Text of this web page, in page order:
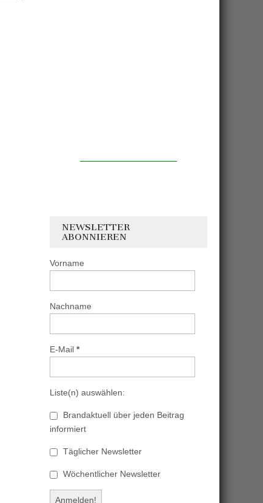
NEWSLETTER
ABONNIEREN
Vorname
Nachname
E-Mail *
Liste(n) auswählen:
Brandaktuell über jeden Beitrag
informiert
Täglicher Newsletter
Wöchentlicher Newsletter